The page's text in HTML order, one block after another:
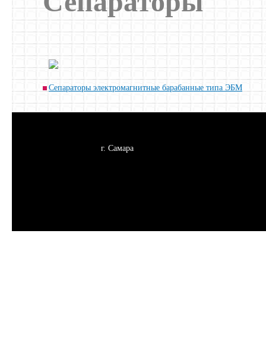
Сепараторы электромагнитные барабанные типа ЭБМ
г. Самара